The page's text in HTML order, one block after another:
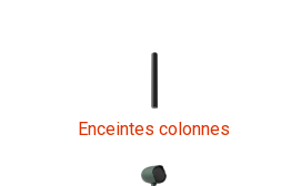
Enceintes colonnes